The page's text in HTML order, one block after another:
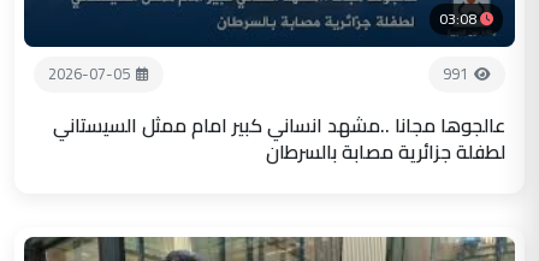
03:08
991
2026-07-05
عالجوها مجانا ..مشهد انساني كبير امام ممثل السيستاني
لطفلة جزائرية مصابة بالسرطان